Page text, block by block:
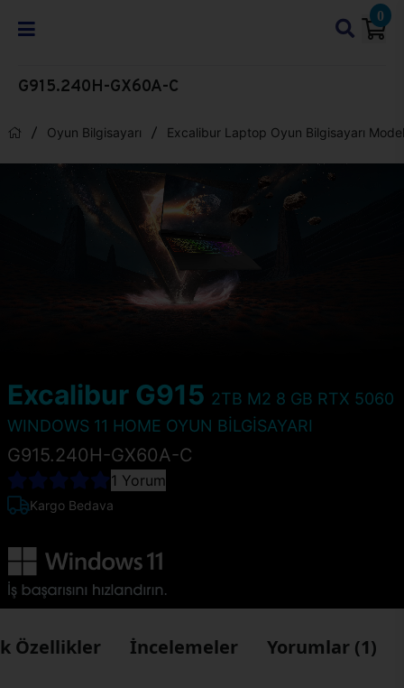
0
G915.240H-GX60A-C
Oyun Bilgisayarı Excalibur Laptop Oyun Bilgisayarı
Excalibur G915 2TB M2 8 GB RTX 5060
WINDOWS 11 HOME OYUN BİLGİSAYARI
G915.240H-GX60A-C
1 Yorum
Kargo Bedava
Özellikler İncelemeler Yorumlar (1)